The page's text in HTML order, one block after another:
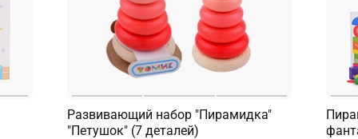
Развивающий набор "Пирамидка"
"Петушок" (7 деталей)